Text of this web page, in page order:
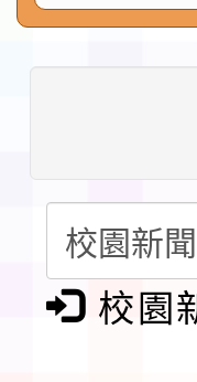
「
錦標
計畫
115
會活
本校
第3次
告(不
檢送
賽實
本市
校園